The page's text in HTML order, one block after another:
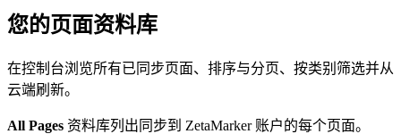
您的页面资料库
在控制台浏览所有已同步页面、排序与分页、按类别筛选并从
云端刷新。
All Pages 资料库列出同步到 ZetaMarker 账户的每个页面。